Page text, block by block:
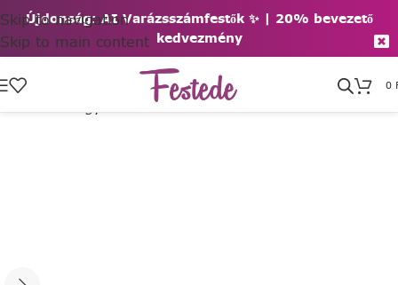
Újdonság: AI Varázsszámfestők ✨ | 20% bevezető
kedvezmény
Skip to navigation
Skip to main content
0